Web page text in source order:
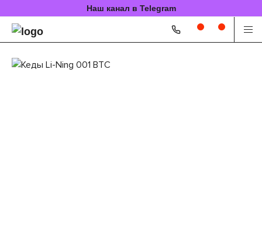
Наш канал в Telegram